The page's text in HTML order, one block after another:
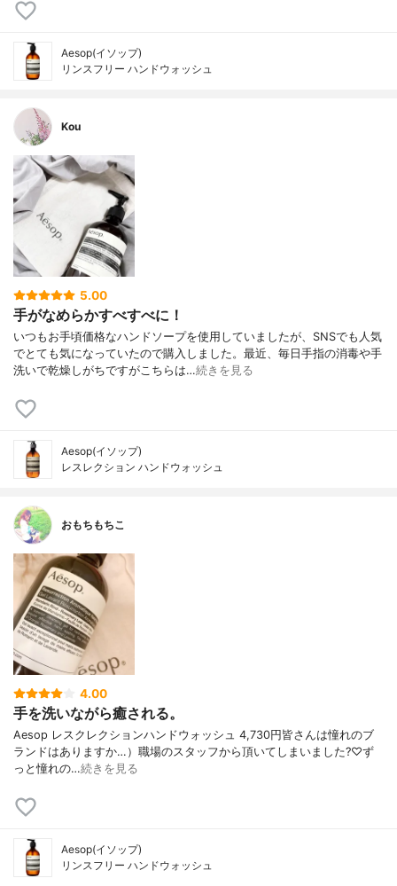
Aesop(イソップ)
リンスフリー ハンドウォッシュ
Kou
5.00
手がなめらかすべすべに！
いつもお手頃価格なハンドソープを使用していましたが、SNSでも人気
でとても気になっていたので購入しました。最近、毎日手指の消毒や手
洗いで乾燥しがちですがこちらは…続きを見る
Aesop(イソップ)
レスレクション ハンドウォッシュ
おもちもちこ
4.00
手を洗いながら癒される。
Aesop レスクレクションハンドウォッシュ 4,730円 皆さんは憧れのブ
ランドはありますか…） 職場のスタッフから頂いてしまいました?♡ ず
っと憧れの…続きを見る
Aesop(イソップ)
リンスフリー ハンドウォッシュ